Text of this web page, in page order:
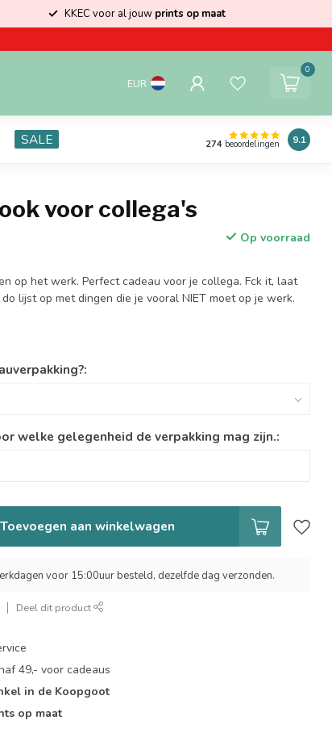
KKEC voor al jouw prints op maat
EUR
0
SALE 274 beoordelingen 9.1
voor collega's
Op voorraad
op het werk. Perfect cadeau voor je collega. Fck it, laat
lijst op met dingen die je vooral NIET moet op je werk.
welke gelegenheid de verpakking mag zijn.:
Toevoegen aan winkelwagen
voor 15:00uur besteld, dezelfde dag verzonden.
Deel dit product
49,- voor cadeaus
in de Koopgoot
op maat